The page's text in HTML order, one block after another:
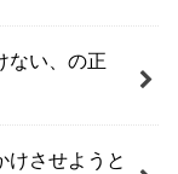
ない、の正
けさせようと